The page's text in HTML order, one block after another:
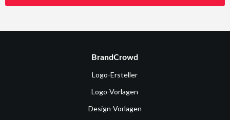
BrandCrowd
Logo-Ersteller
Logo-Vorlagen
Design-Vorlagen